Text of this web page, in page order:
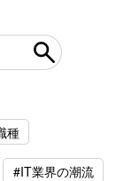
種
#IT業界の潮流